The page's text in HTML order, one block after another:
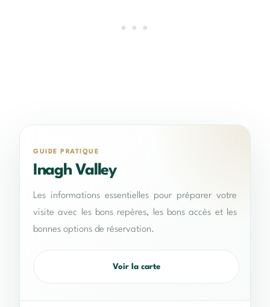
GUIDE PRATIQUE
Inagh Valley
Les informations essentielles pour préparer votre
visite avec les bons repères, les bons accès et les
bonnes options de réservation.
Voir la carte